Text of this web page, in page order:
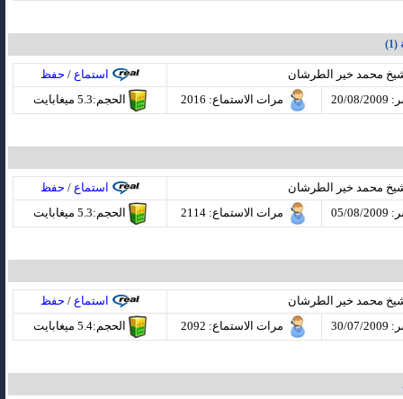
استماع / حفظ
محمد خير الطرشان
الحجم:5.3 ميغابايت
مرات الاستماع: 2016
استماع / حفظ
محمد خير الطرشان
الحجم:5.3 ميغابايت
مرات الاستماع: 2114
استماع / حفظ
محمد خير الطرشان
الحجم:5.4 ميغابايت
مرات الاستماع: 2092